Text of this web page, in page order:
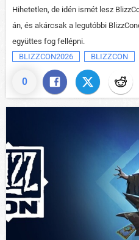
0
Hihetetlen, de idén ismét lesz
án, és akárcsak a legutóbbi
együttes fog fellépni.
BLIZZCON2026
BLIZZCON